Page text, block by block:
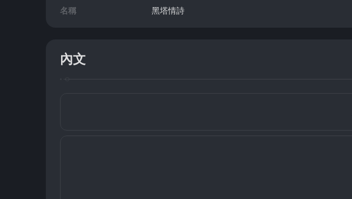
名稱 黑塔情詩
內文